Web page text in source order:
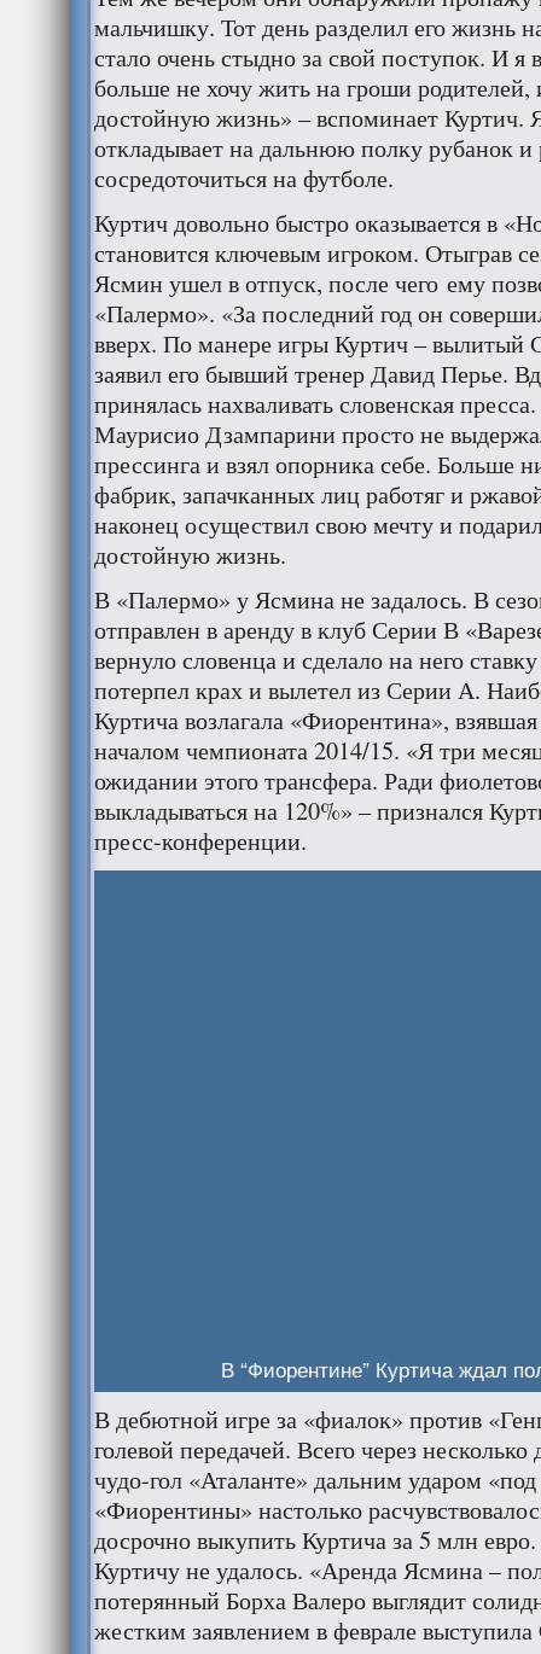
мальчишку. Тот день разделил его жизнь
стало очень стыдно за свой поступок. И я
больше не хочу жить на гроши
достойную жизнь» – вспоминает Куртич.
откладывает на дальнюю полку рубанок
сосредоточиться на футболе.
Куртич довольно быстро оказывается в
становится ключевым игроком. Отыграв
Ясмин ушел в отпуск, после чего ему
«Палермо». «За последний год он
вверх. По манере игры Куртич – вылитый
заявил его бывший тренер Давид Перье.
принялась нахваливать словенская
Маурисио Дзампарини просто не
прессинга и взял опорника себе. Больше
фабрик, запачканных лиц работяг и
наконец осуществил свою мечту и
достойную жизнь.
В «Палермо» у Ясмина не задалось. В
отправлен в аренду в клуб Серии В
вернуло словенца и сделало на него
потерпел крах и вылетел из Серии А.
Куртича возлагала «Фиорентина»,
началом чемпионата 2014/15. «Я три
ожидании этого трансфера. Ради
выкладываться на 120%» – признался
пресс-конференции.
В “Фиорентине” Куртича ждал
В дебютной игре за «фиалок» против
голевой передачей. Всего через несколько
чудо-гол «Аталанте» дальним ударом
«Фиорентины» настолько
досрочно выкупить Куртича за 5 млн
Куртичу не удалось. «Аренда Ясмина –
потерянный Борха Валеро выглядит
жестким заявлением в феврале